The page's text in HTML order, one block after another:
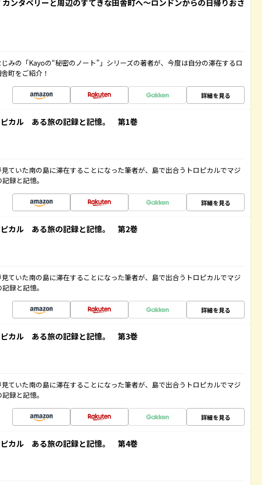
ンタベリーと周辺のすてきな田舎町へ～ロンドンからの日帰りおさ
みの「Kayoの“秘密のノート”」シリーズの著者が、今度は自分の滞在するロ
町をご紹介！
詳細を見る
ピカル ある旅の記録と記憶。 第1巻
ていた南の島に滞在することになった筆者が、島で出合うトロピカルでマジ
録と記憶。
詳細を見る
ピカル ある旅の記録と記憶。 第2巻
ていた南の島に滞在することになった筆者が、島で出合うトロピカルでマジ
録と記憶。
詳細を見る
ピカル ある旅の記録と記憶。 第3巻
ていた南の島に滞在することになった筆者が、島で出合うトロピカルでマジ
録と記憶。
詳細を見る
ピカル ある旅の記録と記憶。 第4巻